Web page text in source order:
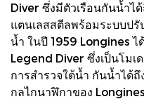
Diver ซึ่งมีตัวเรือนกันน้ำไ
แตนเลสสตีลพร้อมระบบป
น้ำ ในปี 1959 Longines
Legend Diver ซึ่งเป็นโม
การสำรวจใต้น้ำ กันน้ำได้ถึ
กลไกนาฬิกาของ